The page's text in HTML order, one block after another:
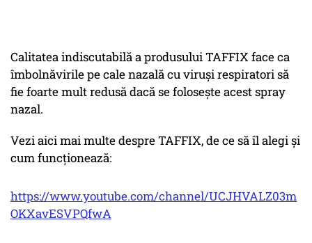
Calitatea indiscutabilă a produsului TAFFIX face ca
îmbolnăvirile pe cale nazală cu viruși respiratori să
fie foarte mult redusă dacă se folosește acest spray
nazal.
Vezi aici mai multe despre TAFFIX, de ce să îl alegi și
cum funcționează:
https://www.youtube.com/channel/UCJHVALZ03m
OKXavESVPQfwA